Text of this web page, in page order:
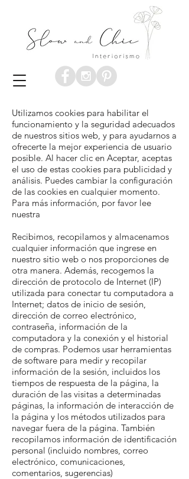
Utilizamos cookies para habilitar el
funcionamiento y la seguridad adecuados
de nuestros sitios web, y para ayudarnos a
ofrecerte la mejor experiencia de usuario
posible. Al hacer clic en Aceptar, aceptas
el uso de estas cookies para publicidad y
análisis. Puedes cambiar la configuración
de las cookies en cualquier momento.
Para más información, por favor lee
nuestra
Recibimos, recopilamos y almacenamos
cualquier información que ingrese en
nuestro sitio web o nos proporciones de
otra manera. Además, recogemos la
dirección de protocolo de Internet (IP)
utilizada para conectar tu computadora a
Internet; datos de inicio de sesión,
dirección de correo electrónico,
contraseña, información de la
computadora y la conexión y el historial
de compras. Podemos usar herramientas
de software para medir y recopilar
información de la sesión, incluidos los
tiempos de respuesta de la página, la
duración de las visitas a determinadas
páginas, la información de interacción de
la página y los métodos utilizados para
navegar fuera de la página. También
recopilamos información de identificación
personal (incluido nombres, correo
electrónico, comunicaciones,
comentarios, sugerencias)